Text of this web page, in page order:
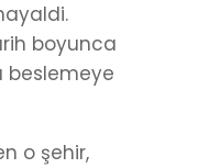
boyunca
beslemeye
o şehir,